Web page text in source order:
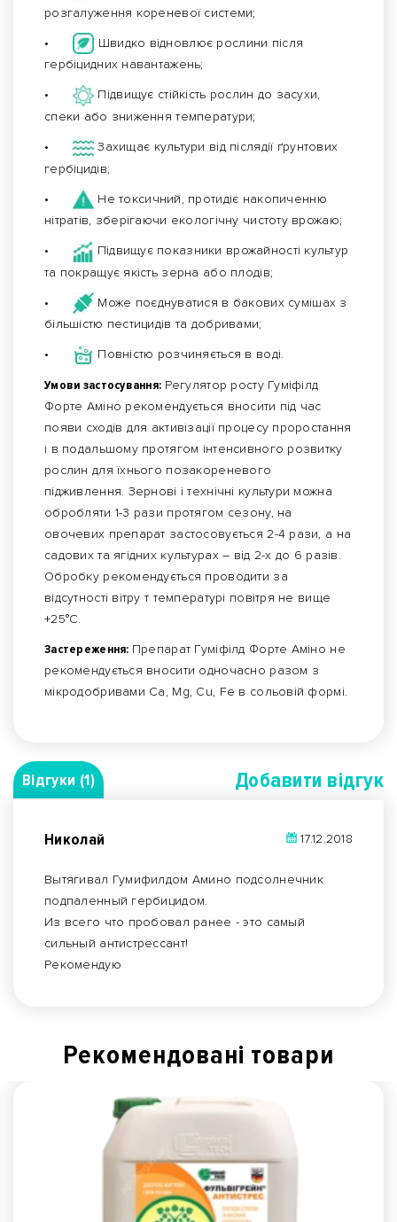
розгалуження кореневої системи;
•
Швидко відновлює рослини після
гербіцидних навантажень;
•
Підвищує стійкість рослин до засухи,
спеки або зниження температури;
•
Захищає культури від післядії ґрунтових
гербіцидів;
•
Не токсичний, протидіє накопиченню
нітратів, зберігаючи екологічну чистоту врожаю;
•
Підвищує показники врожайності культур
та покращує якість зерна або плодів;
•
Може поєднуватися в бакових сумішах з
більшістю пестицидів та добривами;
•
Повністю розчиняється в воді.
Умови застосування: Регулятор росту Гуміфілд
Форте Аміно рекомендується вносити під час
появи сходів для активізації процесу проростання
і в подальшому протягом інтенсивного розвитку
рослин для їхнього позакореневого
підживлення. Зернові і технічні культури можна
обробляти 1-3 рази протягом сезону, на
овочевих препарат застосовується 2-4 рази, а на
садових та ягідних культурах – від 2-х до 6 разів.
Обробку рекомендується проводити за
відсутності вітру т температурі повітря не вище
+25°С.
Застереження: Препарат Гуміфілд Форте Аміно не
рекомендується вносити одночасно разом з
мікродобривами Ca, Mg, Cu, Fe в сольовій формі.
Відгуки (1) Добавити вiдгук
Николай 17.12.2018
Вытягивал Гумифилдом Амино подсолнечник
подпаленный гербицидом.
Из всего что пробовал ранее - это самый
сильный антистрессант!
Рекомендую
Рекомендованi товари